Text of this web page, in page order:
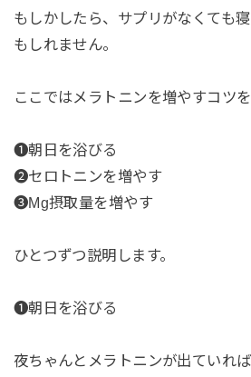
もしかしたら、サプリがなくても
もしれません。
ここではメラトニンを増やすコツを
❶朝日を浴びる
❷セロトニンを増やす
❸Mg摂取量を増やす
ひとつずつ説明します。
❶朝日を浴びる
夜ちゃんとメラトニンが出ていれ